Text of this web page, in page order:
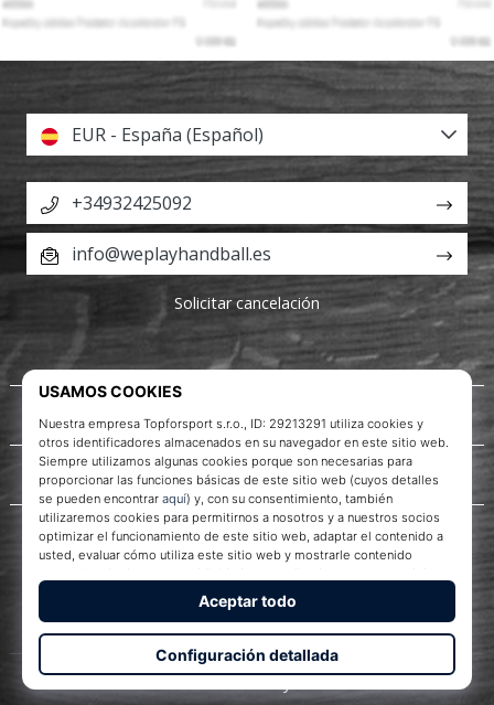
WePlayHandball.es
Acerca de nosotros
Servicio al cliente
EUR - España (Español)
+34932425092
info@weplayhandball.es
Solicitar cancelación
© 2010 – 2026 WePlayHandball.es